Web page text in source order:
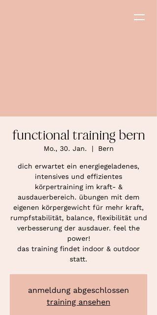
functional training bern
Mo., 30. Jan.
  |
Bern
dich erwartet ein energiegeladenes,
intensives und effizientes
körpertraining im kraft- &
ausdauerbereich. übungen mit dem
eigenen körpergewicht für mehr kraft,
rumpfstabilität, balance, flexibilität und
verbesserung der ausdauer. feel the
power!
das training findet indoor & outdoor
statt.
anmeldung abgeschlossen
training ansehen